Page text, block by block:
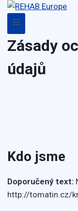
Skip
content
Zásady
údajů
Kdo jsme
Doporučený text:
http://tomatin.cz/